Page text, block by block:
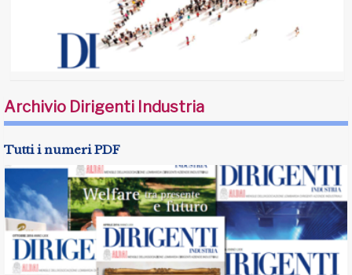
Archivio Dirigenti Industria
Tutti i numeri PDF